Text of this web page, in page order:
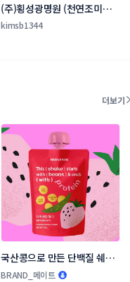
(주)횡성광명원 (천연조미료
가루 라벨과 박스 디자인의
kimsb1344
더보기
국산콩으로 만든 단백질 쉐이
크 패키지(파우치) 디자인 콘
BRAND_메이트